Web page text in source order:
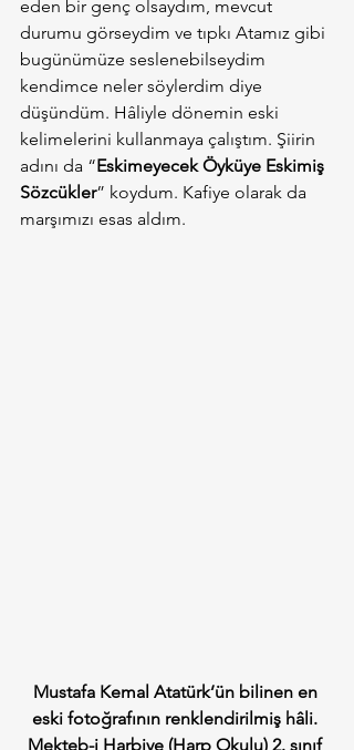
eden bir genç olsaydım, mevcut
durumu görseydim ve tıpkı Atamız gibi
bugünümüze seslenebilseydim
kendimce neler söylerdim diye
düşündüm. Hâliyle dönemin eski
kelimelerini kullanmaya çalıştım. Şiirin
adını da “Eskimeyecek Öyküye Eskimiş
Sözcükler” koydum. Kafiye olarak da
marşımızı esas aldım.
Mustafa Kemal Atatürk’ün bilinen en
eski fotoğrafının renklendirilmiş hâli.
Mekteb-i Harbiye (Harp Okulu) 2. sınıf